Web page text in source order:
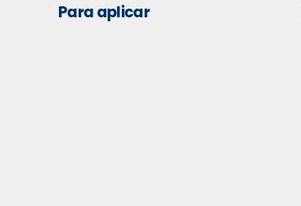
Para aplicar